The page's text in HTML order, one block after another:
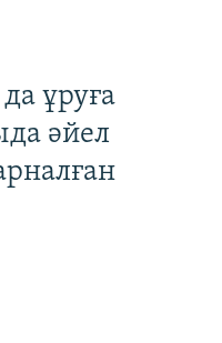
ұруға
әйел